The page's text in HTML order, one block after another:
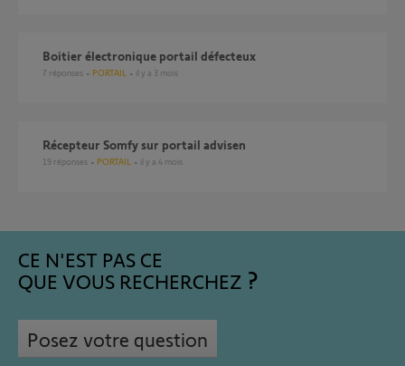
Boitier électronique portail défecteux
7 réponses PORTAIL il y a 3 mois
Récepteur Somfy sur portail advisen
19 réponses PORTAIL il y a 4 mois
CE N'EST PAS CE
QUE VOUS RECHERCHEZ
Posez votre question